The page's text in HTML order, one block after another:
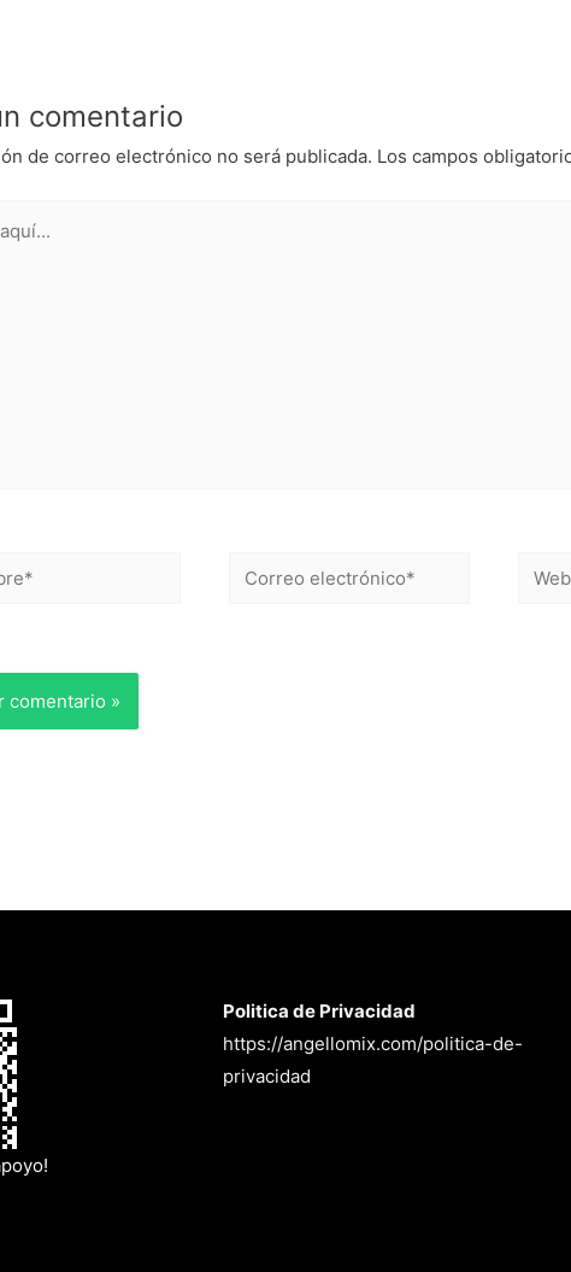
comentario
de correo electrónico no será publicada. Los campos
Correo
Web
Politica de Privacidad
https://angellomix.com/politica-de-
privacidad